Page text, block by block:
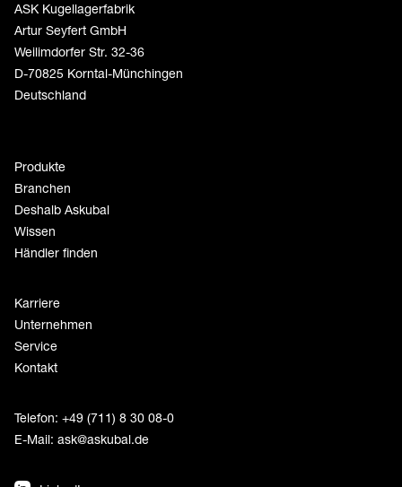
ASK Kugellagerfabrik
Artur Seyfert GmbH
Weilimdorfer Str. 32-36
D-70825 Korntal-Münchingen
Deutschland
Produkte
Branchen
Deshalb Askubal
Wissen
Händler finden
Karriere
Unternehmen
Service
Kontakt
Telefon: +49 (711) 8 30 08-0
E-Mail: ask@askubal.de